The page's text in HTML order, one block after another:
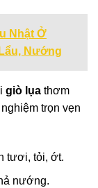
Nhật Ở
Nướng
giò lụa thơm
trọn vẹn
tươi, tỏi, ớt.
nướng.